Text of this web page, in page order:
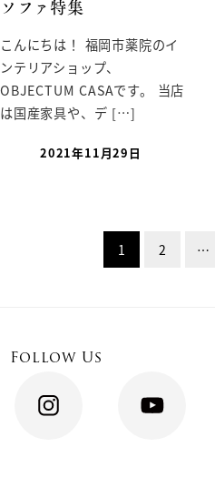
ソファ特集
こんにちは！ 福岡市薬院のイ
ンテリアショップ、
OBJECTUM CASAです。 当店
は国産家具や、デ […]
2021年11月29日
ビ
1 2 …
Follow Us